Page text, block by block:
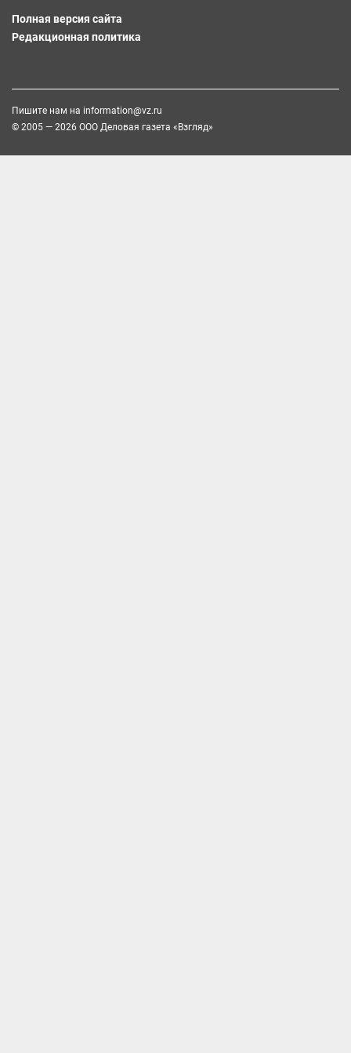
Полная версия сайта
Редакционная политика
Пишите нам на information@vz.ru
© 2005 — 2026 ООО Деловая газета «Взгляд»